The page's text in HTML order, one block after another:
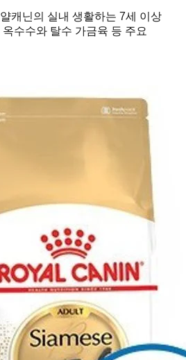
캐닌의 실내 생활하는 7세 이상
수수와 탈수 가금육 등 주요